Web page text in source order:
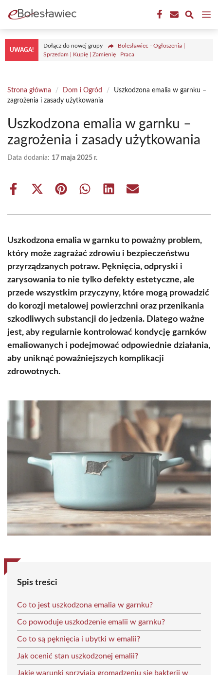
treści
UWAGA!
Dołącz do nowej grupy
Bolesławiec - Ogłoszenia |
Sprzedam | Kupię | Zamienię | Praca
Strona główna / Dom i Ogród /
Uszkodzona emalia w garnku –
zagrożenia i zasady użytkowania
Uszkodzona emalia w garnku –
zagrożenia i zasady użytkowania
Data dodania: 17 maja 2025 r.
Share
Share
(Twitter)
Share Share Share Share
Uszkodzona emalia w garnku to poważny problem,
który może zagrażać zdrowiu i bezpieczeństwu
przyrządzanych potraw. Pęknięcia, odpryski i
zarysowania to nie tylko defekty estetyczne, ale
przede wszystkim przyczyny, które mogą prowadzić
do korozji metalowej powierzchni oraz przenikania
szkodliwych substancji do jedzenia. Dlatego ważne
jest, aby regularnie kontrolować kondycję garnków
emaliowanych i podejmować odpowiednie działania,
aby uniknąć poważniejszych komplikacji
zdrowotnych.
Spis treści
Co to jest uszkodzona emalia w garnku?
Co powoduje uszkodzenie emalii w garnku?
Co to są pęknięcia i ubytki w emalii?
Jak ocenić stan uszkodzonej emalii?
Jakie warunki sprzyjają gromadzeniu się bakterii w